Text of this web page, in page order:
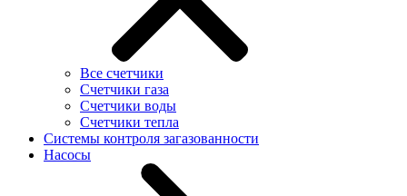
Все счетчики
Счетчики газа
Счетчики воды
Счетчики тепла
Системы контроля загазованности
Насосы